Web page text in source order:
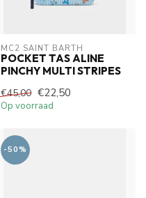
MC2 SAINT BARTH
POCKET TAS ALINE
PINCHY MULTI STRIPES
€45,00 €22,50
Op voorraad
-50%